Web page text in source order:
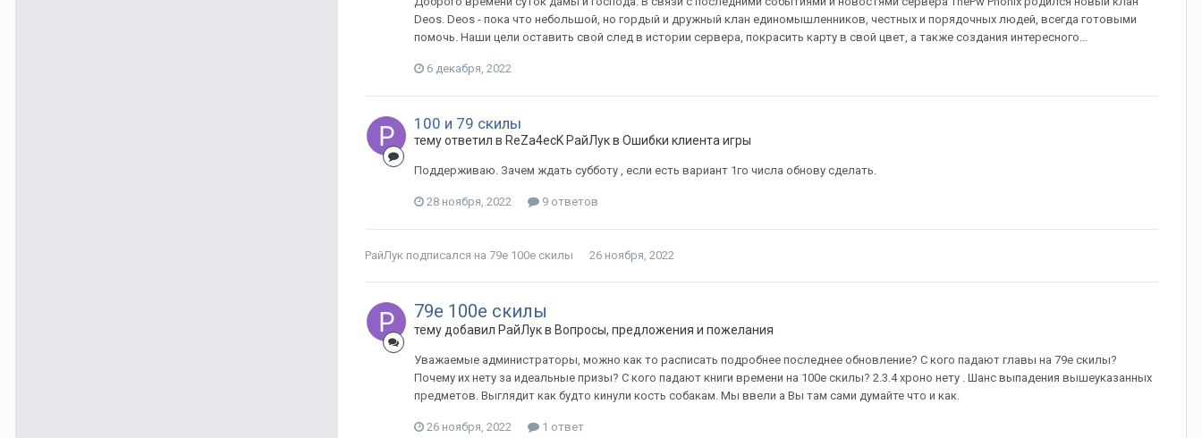
Deos. Deos - пока что небольшой, но гордый и дружный клан единомышленников, честных и порядочных людей, всегда готовыми
помочь. Наши цели оставить свой след в истории сервера, покрасить карту в свой цвет, а также создания интересного...
6 декабря, 2022
100 и 79 скилы
тему ответил в ReZa4ecK РайЛукв Ошибки клиента игры
Поддерживаю. Зачем ждать субботу , если есть вариант 1го числа обнову сделать.
28 ноября, 2022 9 ответов
РайЛук подписался на 79е 100е скилы 26 ноября, 2022
79е 100е скилы
тему добавил РайЛукв Вопросы, предложения и пожелания
Уважаемые администраторы, можно как то расписать подробнее последнее обновление? С кого падают главы на 79е скилы?
Почему их нету за идеальные призы? С кого падают книги времени на 100е скилы? 2.3.4 хроно нету . Шанс выпадения вышеуказанных
предметов. Выглядит как будто кинули кость собакам. Мы ввели а Вы там сами думайте что и как.
26 ноября, 2022 1 ответ